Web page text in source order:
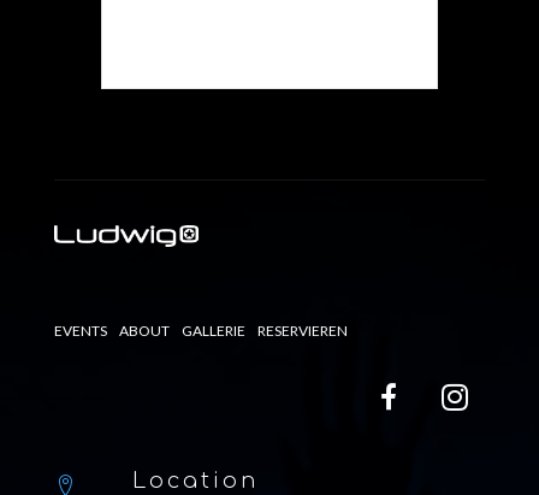
EVENTS ABOUT GALLERIE RESERVIEREN
Location